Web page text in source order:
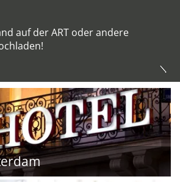
auf der ART oder andere